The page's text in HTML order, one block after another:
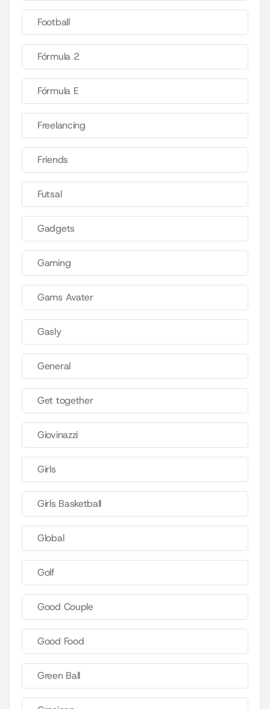
Football
Fórmula 2
Fórmula E
Freelancing
Friends
Futsal
Gadgets
Gaming
Gams Avater
Gasly
General
Get together
Giovinazzi
Girls
Girls Basketball
Global
Golf
Good Couple
Good Food
Green Ball